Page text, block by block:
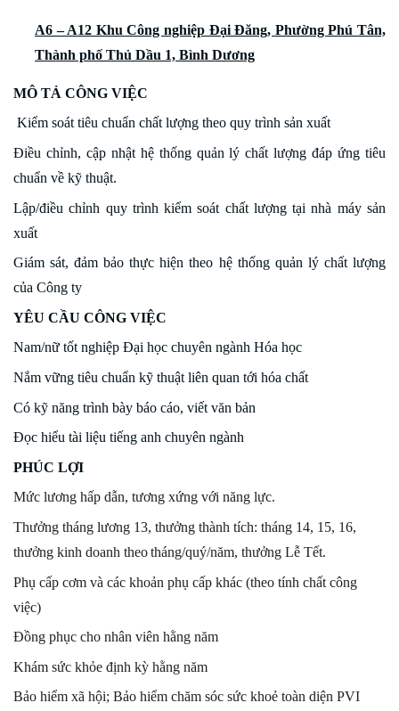
A6 – A12 Khu Công nghiệp Đại Đăng, Phường Phú Tân,
Thành phố Thủ Dầu 1, Bình Dương
MÔ TẢ CÔNG VIỆC
Kiểm soát tiêu chuẩn chất lượng theo quy trình sản xuất
Điều chỉnh, cập nhật hệ thống quản lý chất lượng đáp ứng tiêu
chuẩn về kỹ thuật.
Lập/điều chỉnh quy trình kiểm soát chất lượng tại nhà máy sản
xuất
Giám sát, đảm bảo thực hiện theo hệ thống quản lý chất lượng
của Công ty
YÊU CẦU CÔNG VIỆC
Nam/nữ tốt nghiệp Đại học chuyên ngành Hóa học
Nắm vững tiêu chuẩn kỹ thuật liên quan tới hóa chất
Có kỹ năng trình bày báo cáo, viết văn bản
Đọc hiểu tài liệu tiếng anh chuyên ngành
PHÚC LỢI
Mức lương hấp dẫn, tương xứng với năng lực.
Thưởng tháng lương 13, thưởng thành tích: tháng 14, 15, 16,
thưởng kinh doanh theotháng/quý/năm, thưởng Lễ Tết.
Phụ cấp cơm và các khoản phụ cấp khác (theo tính chất công
việc)
Đồng phục cho nhân viên hằng năm
Khám sức khỏe định kỳ hằng năm
Bảo hiểm xã hội; Bảo hiểm chăm sóc sức khoẻ toàn diện PVI